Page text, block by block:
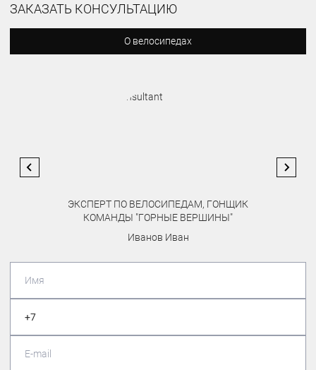
ЗАКАЗАТЬ КОНСУЛЬТАЦИЮ
О велосипедах
ЭКСПЕРТ ПО ВЕЛОСИПЕДАМ, ГОНЩИК
КОМАНДЫ "ГОРНЫЕ ВЕРШИНЫ"
Иванов Иван